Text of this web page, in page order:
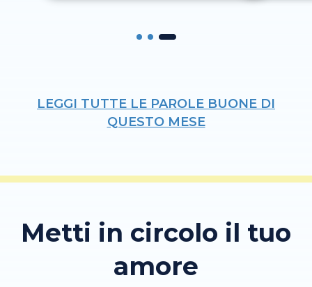
LEGGI TUTTE LE PAROLE BUONE DI
QUESTO MESE
Metti in circolo il tuo
amore